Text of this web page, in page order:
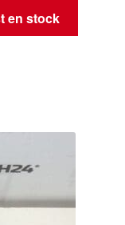
en stock